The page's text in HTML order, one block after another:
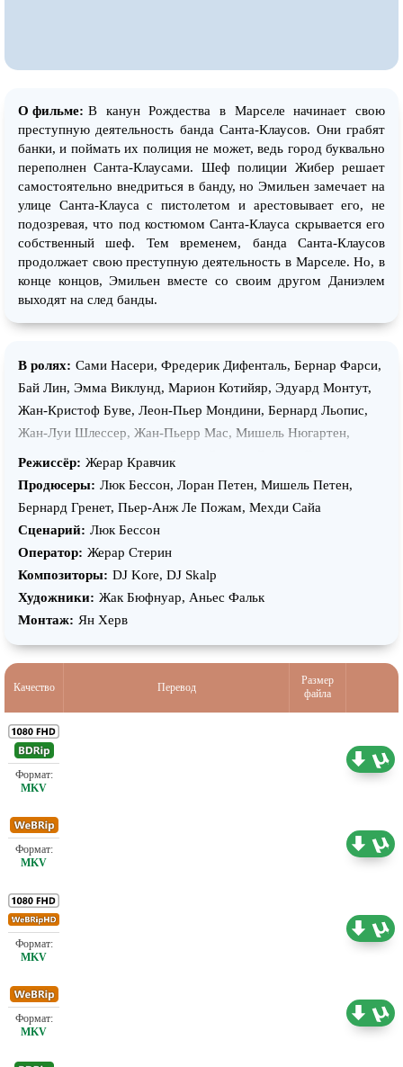
О фильме: В канун Рождества в Марселе начинает свою
преступную деятельность банда Санта-Клаусов. Они грабят
банки, и поймать их полиция не может, ведь город буквально
переполнен Санта-Клаусами. Шеф полиции Жибер решает
самостоятельно внедриться в банду, но Эмильен замечает на
улице Санта-Клауса с пистолетом и арестовывает его, не
подозревая, что под костюмом Санта-Клауса скрывается его
собственный шеф. Тем временем, банда Санта-Клаусов
продолжает свою преступную деятельность в Марселе. Но, в
конце концов, Эмильен вместе со своим другом Даниэлем
выходят на след банды.
В ролях: Сами Насери, Фредерик Дифенталь, Бернар Фарси,
Бай Лин, Эмма Виклунд, Марион Котийяр, Эдуард Монтут,
Жан-Кристоф Буве, Леон-Пьер Мондини, Бернард Льопис,
Жан-Луи Шлессер, Жан-Пьерр Мас, Мишель Нюгартен,
Патрис Аббу, Клод Сесе, Сирил Брунет, Бернар Детуш,
Филипп Пеймбланк, Давид Габисон, Винсент Тулли, Жерар
Кравчик, Дара-Индо Оум, Боннафе Тарбурьеш, Филипп
Феррандини, Ширли Кон, Норберт Даверио, Эрик Наггар,
Джулиан Насери, Лорен Деспонд, Валеска Шабуи, Франк
Фуре, Альберт Лерда, Фредерик Патуа «Гоби», Кристиан
Волднер, Фелисити Нил, Дороти Бэррик, Дженнифер Эррера,
Флора Бурникель «Ким», Тьерри Адлер, Седрик Чен, Мартин
Режиссёр: Жерар Кравчик
Продюсеры: Люк Бессон, Лоран Петен, Мишель Петен,
Бернард Гренет, Пьер-Анж Ле Пожам, Мехди Сайа
Сценарий: Люк Бессон
Оператор: Жерар Стерин
Композиторы: DJ Kore, DJ Skalp
Художники: Жак Бюфнуар, Аньес Фальк
Монтаж: Ян Херв
Качество Перевод
Размер
файла